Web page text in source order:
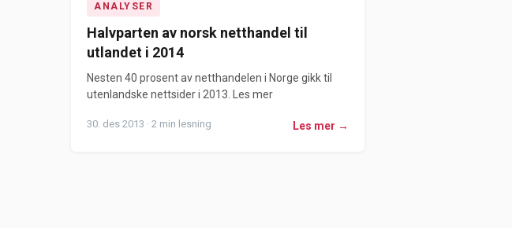
ANALYSER
Halvparten av norsk netthandel til
utlandet i 2014
Nesten 40 prosent av netthandelen i Norge gikk til
utenlandske nettsider i 2013. Les mer
30. des 2013 · 2 min lesning Les mer →